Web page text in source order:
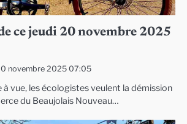
ce jeudi 20 novembre 2025
novembre 2025 07:05
vue, les écologistes veulent la démission
du Beaujolais Nouveau…